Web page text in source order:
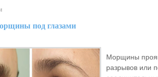
под глазами
Морщины
разрывов или